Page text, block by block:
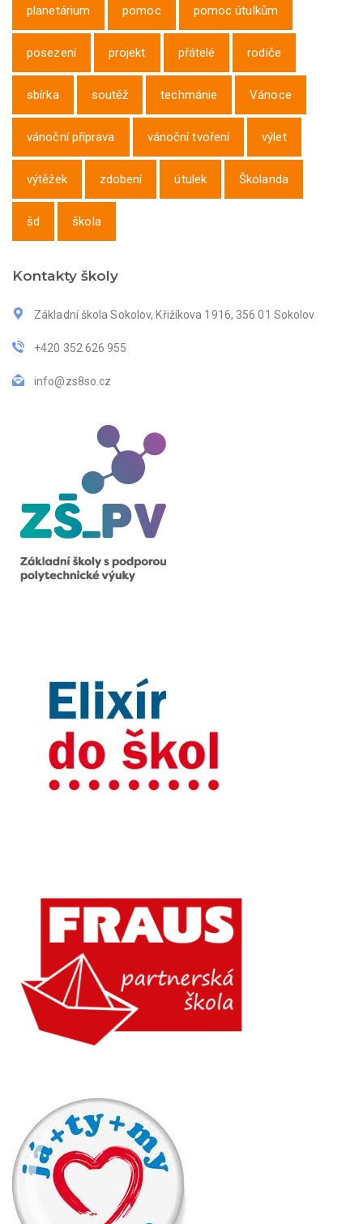
planetárium pomoc pomoc útulkům
posezení projekt přátelé rodiče
sbírka soutěž techmánie Vánoce
vánoční příprava vánoční tvoření výlet
výtěžek zdobení útulek Školanda
šd škola
Kontakty školy
Základní škola Sokolov, Křižíkova 1916, 356 01 Sokolov
+420 352 626 955
info@zs8so.cz